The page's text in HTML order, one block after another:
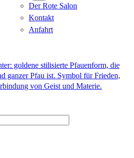
Der Rote Salon
Kontakt
Anfahrt